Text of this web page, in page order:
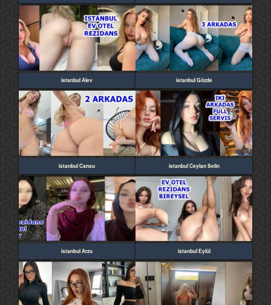
istanbul Alev istanbul Gözde
istanbul Cansu istanbul Ceylan Selin
istanbul Arzu istanbul Eylül